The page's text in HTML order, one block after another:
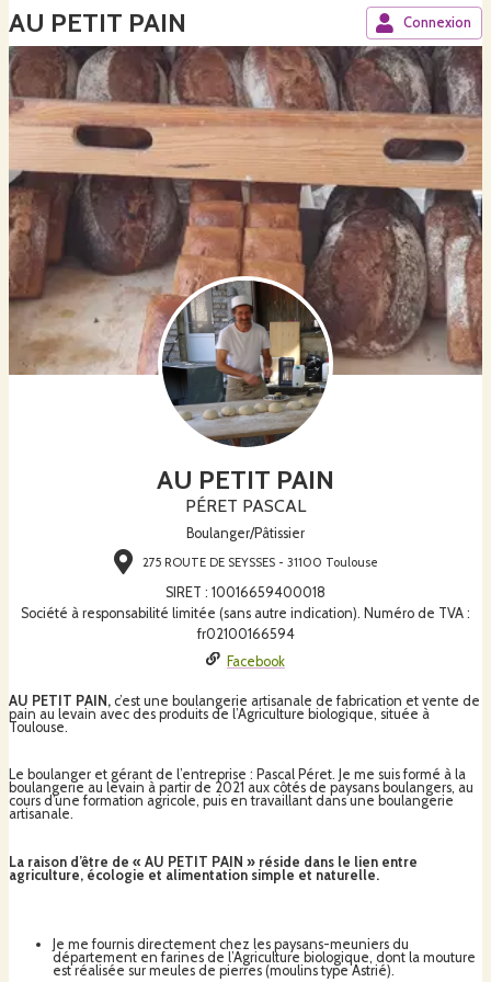
AU PETIT PAIN Connexion
AU PETIT PAIN
PÉRET PASCAL
Boulanger/Pâtissier
275 ROUTE DE SEYSSES - 31100 Toulouse
SIRET : 10016659400018
Société à responsabilité limitée (sans autre indication). Numéro de TVA :
fr02100166594
Facebook
AU PETIT PAIN, c’est une boulangerie artisanale de fabrication et vente de
pain au levain avec des produits de l’Agriculture biologique, située à
Toulouse.
Le boulanger et gérant de l’entreprise : Pascal Péret. Je me suis formé à la
boulangerie au levain à partir de 2021 aux côtés de paysans boulangers, au
cours d’une formation agricole, puis en travaillant dans une boulangerie
artisanale.
La raison d’être de « AU PETIT PAIN » réside dans le lien entre
agriculture, écologie et alimentation simple et naturelle.
Je me fournis directement chez les paysans-meuniers du
département en farines de l’Agriculture biologique, dont la mouture
est réalisée sur meules de pierres (moulins type Astrié).